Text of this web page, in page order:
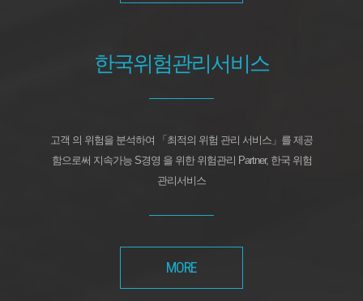
한국위험관리서비스
고객 의 위험을 분석하여 「최적의 위험 관리 서비스」를 제공
함으로써 지속가능 S경영 을 위한 위험관리 Partner, 한국 위험
관리서비스
MORE